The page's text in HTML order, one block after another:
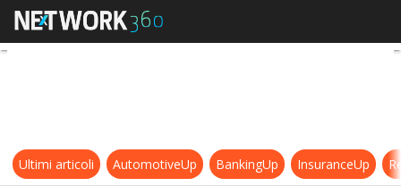
1.2 milioni di euro per Private
Ultimi articoli AutomotiveUp BankingUp InsuranceUp